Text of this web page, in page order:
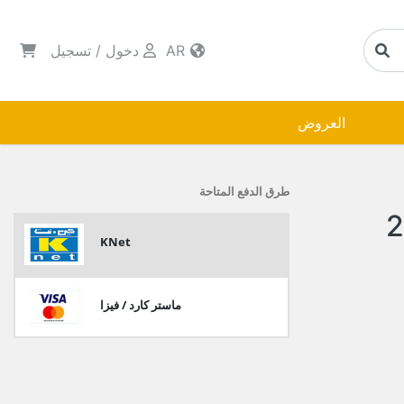
دخول / تسجيل
العروض
بادية المونيوم سادة رقم 2
طرق الدفع المتاحة
KNet
ماستر كارد / فيزا